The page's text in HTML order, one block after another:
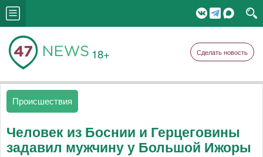
18+ Сделать новость
Происшествия
Человек из Боснии и Герцеговины
задавил мужчину у Большой Ижоры